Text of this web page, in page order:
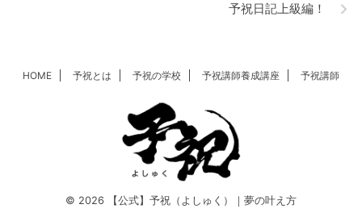
予祝日記上級編！
HOME 予祝とは 予祝の学校 予祝講師養成講座 予祝講師
© 2026 【公式】予祝（よしゅく）｜夢の叶え方